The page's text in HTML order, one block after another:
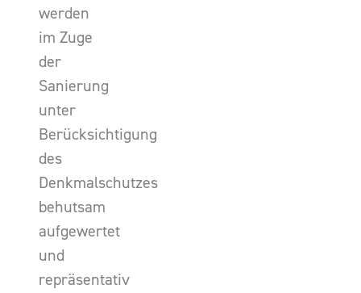
werden
im Zuge
der
Sanierung
unter
Berücksichtigung
des
Denkmalschutzes
behutsam
aufgewertet
und
repräsentativ